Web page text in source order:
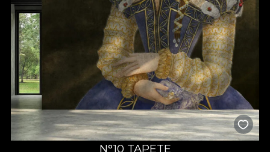
N°10 TAPETE